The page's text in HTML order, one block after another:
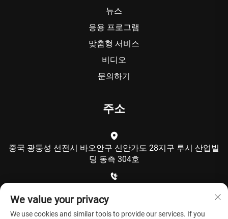
뉴스
응용 프로그램
맞춤형 서비스
비디오
문의하기
주소
중국 광둥성 선전시 바오안구 신안가도 28지구 루시 산업빌
딩 동측 304호
[email protected]
We value your privacy
We use cookies and similar tools to provide our services. If you